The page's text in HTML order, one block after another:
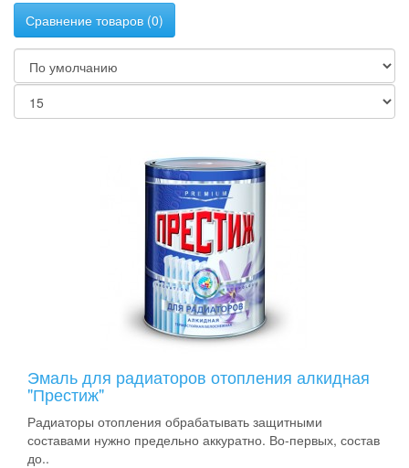
Сравнение товаров (0)
Эмаль для радиаторов отопления алкидная
"Престиж"
Радиаторы отопления обрабатывать защитными
составами нужно предельно аккуратно. Во-первых, состав
до..